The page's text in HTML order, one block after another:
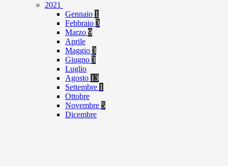
2021
Gennaio 1
Febbraio 3
Marzo 9
Aprile
Maggio 3
Giugno 3
Luglio
Agosto 13
Settembre 1
Ottobre
Novembre 5
Dicembre